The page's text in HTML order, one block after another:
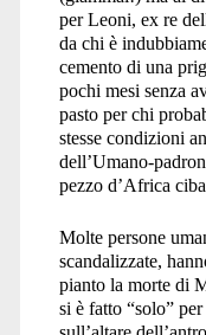
per Leoni, ex re
da chi è
cemento di una
pochi mesi senza
pasto per chi
stesse condizioni
dell’Umano-
pezzo d’Africa
Molte persone
scandalizzate,
pianto la morte di
si è fatto “solo”